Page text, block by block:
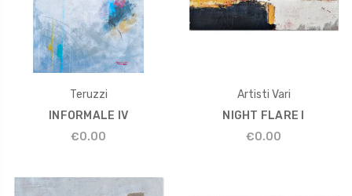
Teruzzi
INFORMALE IV
€0.00
Artisti Vari
NIGHT FLARE I
€0.00